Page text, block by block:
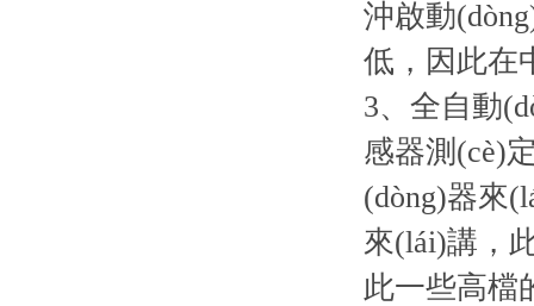
沖啟動
低，因此在
3、全自動
感器測(cè)
(dòng)器來
來(lái)講，
此一些高檔